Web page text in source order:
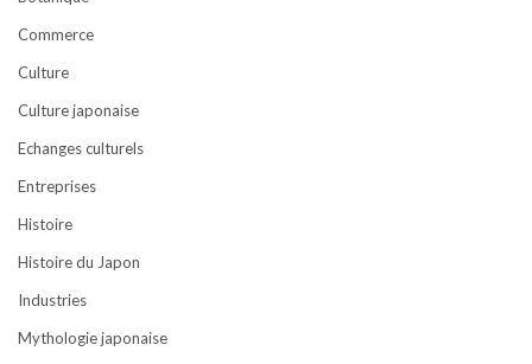
Commerce
Culture
Culture japonaise
Echanges culturels
Entreprises
Histoire
Histoire du Japon
Industries
Mythologie japonaise